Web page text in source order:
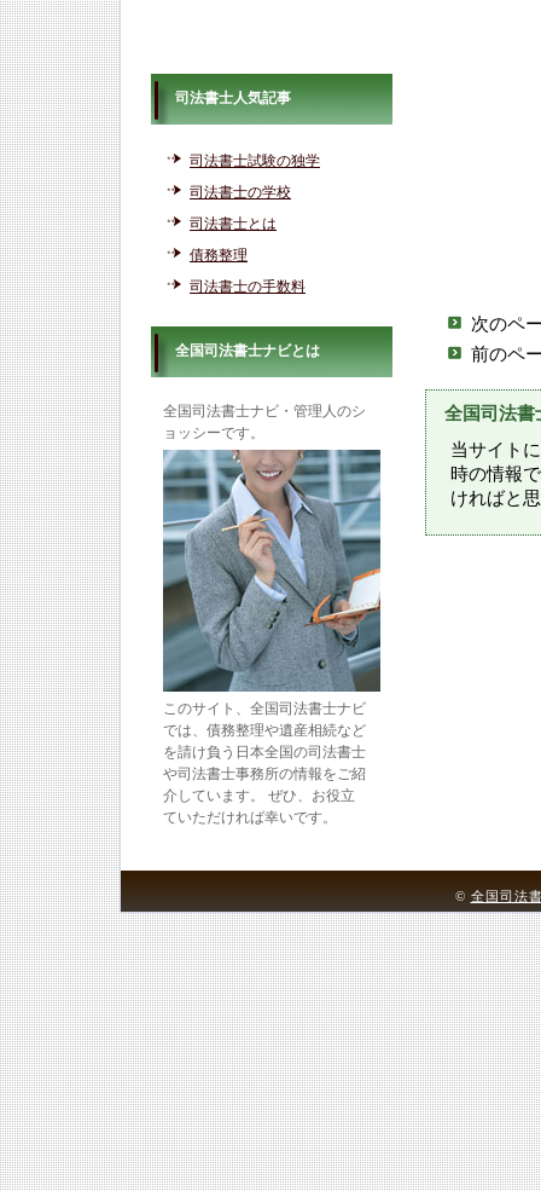
次のペ
前のペ
全国司法書
当サイト
時の情報
ければと
司法書士人気記事
司法書士試験の独学
司法書士の学校
司法書士とは
債務整理
司法書士の手数料
全国司法書士ナビとは
全国司法書士ナビ・管理人のシ
ョッシーです。
このサイト、全国司法書士ナビ
では、債務整理や遺産相続など
を請け負う日本全国の司法書士
や司法書士事務所の情報をご紹
介しています。 ぜひ、お役立
ていただければ幸いです。
© 全国司法